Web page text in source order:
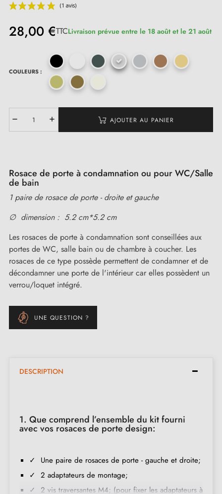
(1 avis)
28,00 €TTCLivraison prévue entre le 18 août et le 21 août
COULEURS :
AJOUTER AU PANIER
Rosace de porte à condamnation ou pour WC/Salle
de bain
1 paire de rosace de porte - droite et gauche
∅ dimension : 5.2 cm*5.2 cm
Les rosaces de porte à condamnation sont conseillées aux
portes de WC, salle bain ou de chambre à coucher. Les
rosaces de ce type possède permettent de condamner et de
décondamner une porte de l'intérieur car elles possèdent un
verrou/loquet intégré.
UNE QUESTION ?
DESCRIPTION
1. Que comprend l’ensemble du kit fourni
avec vos rosaces de porte design:
✓ Une paire de rosaces de porte - gauche et droite;
✓ 2 adaptateurs de montage;
✓ 2 vis traversantes M4; (pour fixer les adaptateurs à